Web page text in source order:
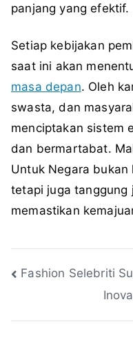
panjang yang efektif.
Setiap kebijakan
saat ini akan
masa depan. Oleh
swasta, dan
menciptakan sistem
dan bermartabat.
Untuk Negara
tetapi juga
memastikan
Navigasi
Fashion Selebriti